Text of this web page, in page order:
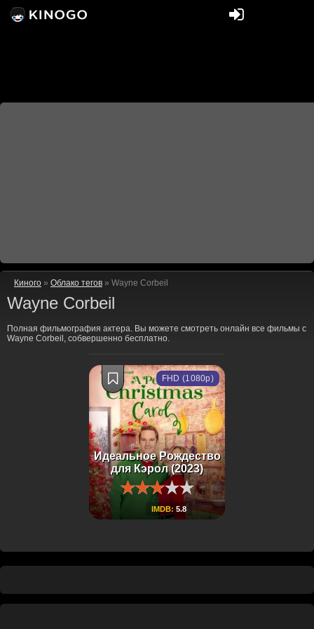
Киного » Облако тегов » Wayne Corbeil
Wayne Corbeil
Полная фильмография актера. Вы можете смотреть онлайн все фильмы с
Wayne Corbeil, собвершенно бесплатно.
Идеальное Рождество
для Кэрол (2023)
IMDB: 5.8
FHD (1080p)